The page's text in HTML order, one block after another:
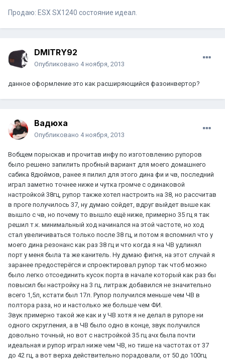
Продаю: ESX SX1240 состояние идеал.
DMITRY92
Опубликовано 4 ноября, 2013
данное оформление это как расширяющийся фазоинвертор?
Вадюха
Опубликовано 4 ноября, 2013
Вобщем порыскав и прочитав инфу по изготовлению рупоров
было решено запилить пробный вариант для моего домашнего
сабика 8дюймов, ранее я пилил для этого дина фи и чв, последний
играл заметно точнее ниже и чутка громче с одинаковой
настройкой 38гц, рупор также хотел настроить на 38, но рассчитав
в проге получилось 37, ну думаю сойдет, вдруг выйдет выше как
вышло с чв, но почему то вышло ещё ниже, примерно 35 гц я так
решил т.к. минимальный ход начинался на этой частоте, но ход
стал увеличиваться только после 38 гц, и потом я вспомнил что у
моего дина резонанс как раз 38 гц и что когда я на ЧВ удлинял
порт у меня была та же канитель. Ну думаю фигня, на этот случай я
заранее предостерёгся и спроектировал рупор так чтоб можно
было легко отсоединить кусок порта в начале который как раз бы
повысил бы настройку на 3 гц, литраж добавился не значительно
всего 1,5л, кстати был 17л. Рупор получился меньше чем ЧВ в
полтора раза, но и настолько же больше чем ФИ.
Звук примерно такой же как и у ЧВ хотя я не делал в рупоре ни
одного скругления, а в ЧВ было одно в конце, звук получился
довольно точный, но вот с настройкой 35 гц ачх была почти
идеальная и рупор играл ниже чем ЧВ, но тише на частотах от 37
до 42 гц, а вот верха действительно порадовали, от 50 до 100гц